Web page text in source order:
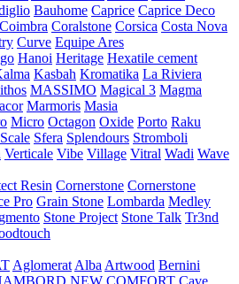
Bauhome Caprice Caprice Deco
Coimbra Coralstone Corsica Costa Nova
Curve Equipe Ares
Hanoi Heritage Hexatile cement
Kasbah Kromatika La Riviera
MASSIMO Magical 3 Magma
Marmoris Masia
Micro Octagon Oxide Porto Raku
Scale Sfera Splendours Stromboli
Verticale Vibe Village Vitral Wadi Wave
Resin Cornerstone Cornerstone
Pro Grain Stone Lombarda Medley
Stone Project Stone Talk Tr3nd
Aglomerat Alba Artwood Bernini